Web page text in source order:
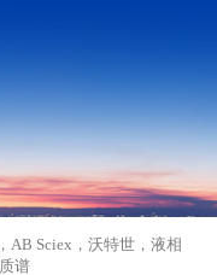
， AB Sciex ， 沃特世， 液相
质谱